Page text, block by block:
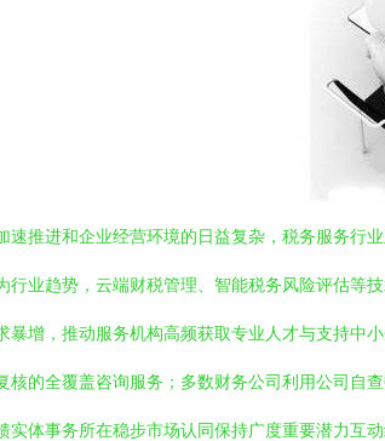
速推进和企业经营环境的日益复杂，税务服务行
行业趋势，云端财税管理、智能税务风险评估等
暴增，推动服务机构高频获取专业人才与支持中
核的全覆盖咨询服务；多数财务公司利用公司自
实体事务所在稳步市场认同保持广度重要潜力互